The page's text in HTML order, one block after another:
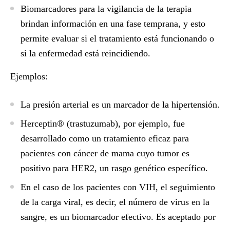
Biomarcadores para la vigilancia de la terapia
brindan información en una fase temprana, y esto
permite evaluar si el tratamiento está funcionando o
si la enfermedad está reincidiendo.
Ejemplos:
La presión arterial es un marcador de la hipertensión.
Herceptin® (trastuzumab), por ejemplo, fue
desarrollado como un tratamiento eficaz para
pacientes con cáncer de mama cuyo tumor es
positivo para HER2, un rasgo genético específico.
En el caso de los pacientes con VIH, el seguimiento
de la carga viral, es decir, el número de virus en la
sangre, es un biomarcador efectivo. Es aceptado por